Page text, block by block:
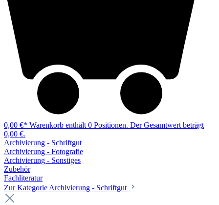
0,00 €* Warenkorb enthält 0 Positionen. Der Gesamtwert beträgt
0,00 €.
Archivierung - Schriftgut
Archivierung - Fotografie
Archivierung - Sonstiges
Zubehör
Fachliteratur
Zur Kategorie Archivierung - Schriftgut